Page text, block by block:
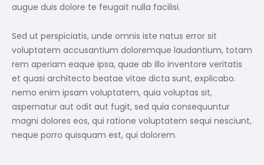
augue duis dolore te feugait nulla facilisi.
Sed ut perspiciatis, unde omnis iste natus error sit
voluptatem accusantium doloremque laudantium, totam
rem aperiam eaque ipsa, quae ab illo inventore veritatis
et quasi architecto beatae vitae dicta sunt, explicabo.
nemo enim ipsam voluptatem, quia voluptas sit,
aspernatur aut odit aut fugit, sed quia consequuntur
magni dolores eos, qui ratione voluptatem sequi nesciunt,
neque porro quisquam est, qui dolorem.